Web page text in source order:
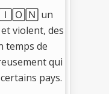
un
violent, des
temps de
qui
pays.